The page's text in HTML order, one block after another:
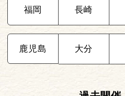
福岡 長崎
鹿児島 大分